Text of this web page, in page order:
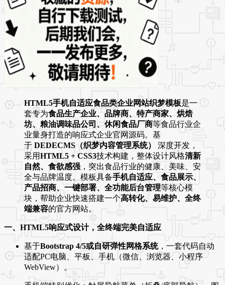
HTML5手机自适应食品类企业网站织梦模板是一
套专为食品生产企业、品牌商、特产商家、烘焙
坊、粮油调味品公司、休闲食品厂商等食品行业企
业量身打造的响应式企业官网源码。基
于 DEDECMS（织梦内容管理系统）
深度开发，
采用HTML5 + CSS3技术构建，整体设计风格清新
自然、食欲感强 ，突出食品行业的健康、美味、安
全与品牌温度。模板具备手机自适应、食品展示、
产品招商、一键部署、全功能后台管理等核心模
块，帮助企业快速搭建一个高转化、易维护、全终
端兼容的官方网站。
一、HTML5响应式设计，全终端完美自适应
基于Bootstrap 4/5或自研弹性网格系统，一套代码自动
适配PC电脑、平板、手机（微信、浏览器、小程序
WebView）。